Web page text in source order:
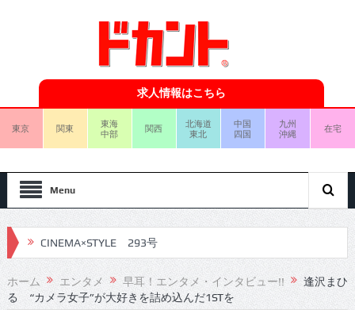
求人情報はこちら
東京 関東
東海
中部
関西
北海道
東北
中国
四国
九州
沖縄
在宅
Menu
CINEMA×STYLE 293号
CINEMA×STYLE 292号
CINEMA×STYLE 291号
ホーム エンタメ 早耳！エンタメ・インタビュー!!
逢沢まひ
る “カメラ女子”が大好きを詰め込んだ1STを